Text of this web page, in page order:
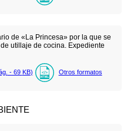
de «La Princesa» por la que se
utillaje de cocina. Expediente
- 69 KB) Otros formatos